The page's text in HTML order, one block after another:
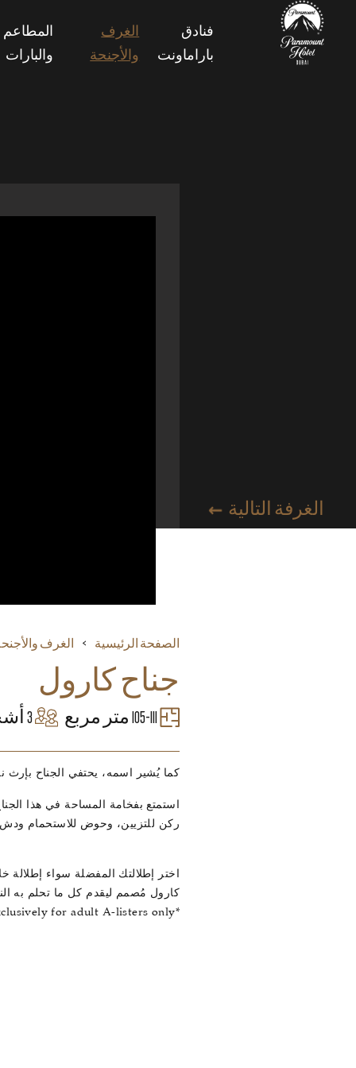
فنادق
باراماونت
الغرف
والأجنحة
المطاعم
والبارات
الغرفة التالية
الصفحة الرئيسية الغرف
جناح كارول
105-111 متر مربع 3 أشخاص بالغين
كما يُشير اسمه، يحتفي الجناح بإرث
استمتع بفخامة المساحة في هذا
ركن للتزيين، وحوض للاستحمام ودش
اختر إطلالتك المفضلة سواء إطلالة
كارول مُصمم ليقدم كل ما تحلم به
*Carole Suites are exclusively for adult A-listers only